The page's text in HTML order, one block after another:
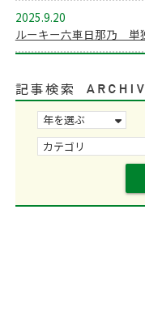
2025.9.20
ルーキー六車日那乃 単
記事検索